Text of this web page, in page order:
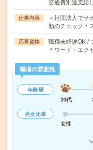
交通費別途支給
仕事内容
＜社団法人でサ
類のチェック＊
応募資格
職種未経験OK /
＊ワード・エク
職場の雰囲気
年齢層
20代
男女比率
女性